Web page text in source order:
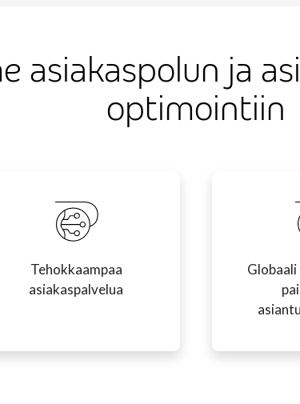
asiakaspolun ja
optimointiin
Tehokkaampaa
asiakaspalvelua